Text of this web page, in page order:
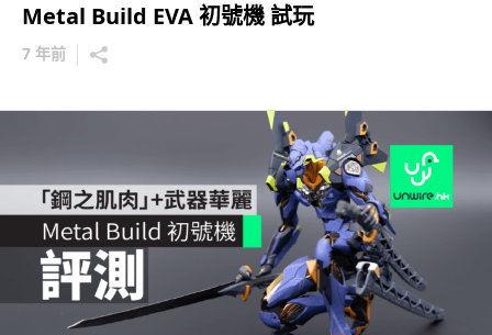
Metal Build EVA 初號機 試玩
7 年前